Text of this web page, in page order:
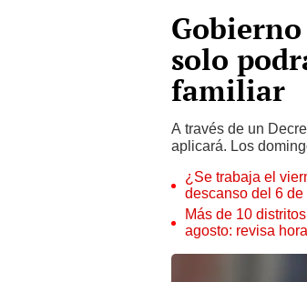
solo
familiar
A través de un
aplicará. Los
¿Se trabaja el
descanso del 6 de
Más de 10
agosto: revisa